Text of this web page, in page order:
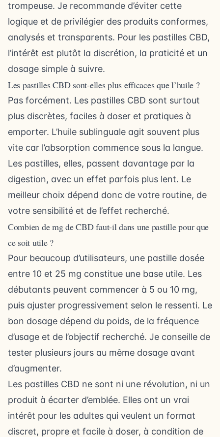
trompeuse. Je recommande d’éviter cette
logique et de privilégier des produits conformes,
analysés et transparents. Pour les pastilles CBD,
l’intérêt est plutôt la discrétion, la praticité et un
dosage simple à suivre.
Les pastilles CBD sont-elles plus efficaces que l’huile ?
Pas forcément. Les pastilles CBD sont surtout
plus discrètes, faciles à doser et pratiques à
emporter. L’huile sublinguale agit souvent plus
vite car l’absorption commence sous la langue.
Les pastilles, elles, passent davantage par la
digestion, avec un effet parfois plus lent. Le
meilleur choix dépend donc de votre routine, de
votre sensibilité et de l’effet recherché.
Combien de mg de CBD faut-il dans une pastille pour que
ce soit utile ?
Pour beaucoup d’utilisateurs, une pastille dosée
entre 10 et 25 mg constitue une base utile. Les
débutants peuvent commencer à 5 ou 10 mg,
puis ajuster progressivement selon le ressenti. Le
bon dosage dépend du poids, de la fréquence
d’usage et de l’objectif recherché. Je conseille de
tester plusieurs jours au même dosage avant
d’augmenter.
Les pastilles CBD ne sont ni une révolution, ni un
produit à écarter d’emblée. Elles ont un vrai
intérêt pour les adultes qui veulent un format
discret, propre et facile à doser, à condition de